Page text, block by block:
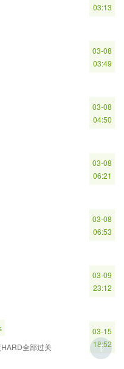
03:13
03-08
03:49
03-08
04:50
03-08
06:21
03-08
06:53
03-09
23:12
全部过关
03-15
18:52
T